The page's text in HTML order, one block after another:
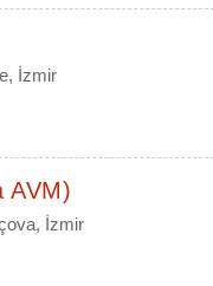
İzmir
AVM)
İzmir